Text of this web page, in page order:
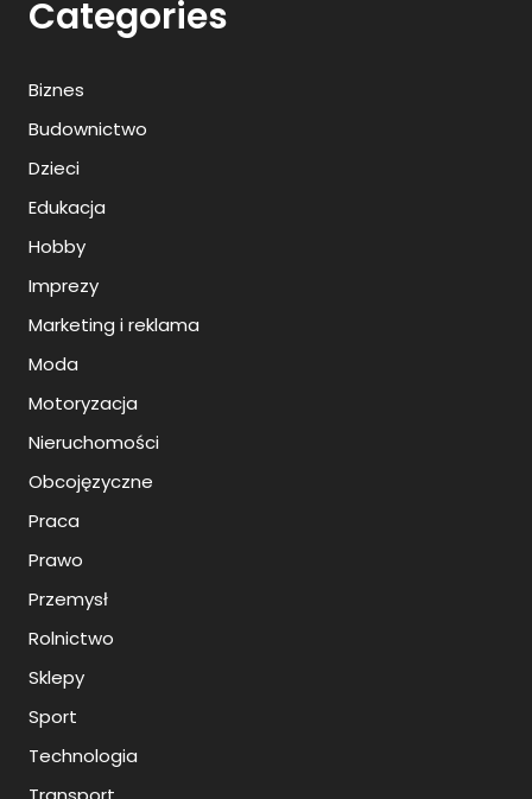
Categories
Biznes
Budownictwo
Dzieci
Edukacja
Hobby
Imprezy
Marketing i reklama
Moda
Motoryzacja
Nieruchomości
Obcojęzyczne
Praca
Prawo
Przemysł
Rolnictwo
Sklepy
Sport
Technologia